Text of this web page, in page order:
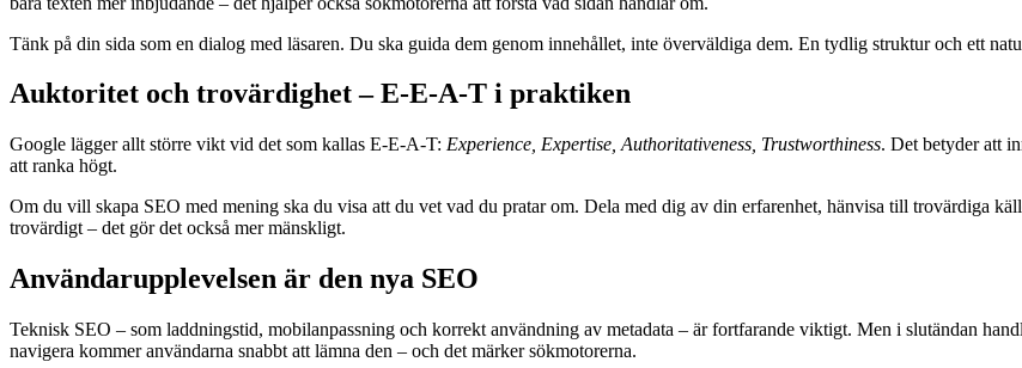
Tänk på din sida som en dialog med läsaren. Du ska guida dem genom innehållet, inte överväldiga dem. En tydlig struktur och ett
Auktoritet och trovärdighet – E-E-A-T i praktiken
Google lägger allt större vikt vid det som kallas E-E-A-T: Experience, Expertise, Authoritativeness, Trustworthiness. Det betyder att
att ranka högt.
Om du vill skapa SEO med mening ska du visa att du vet vad du pratar om. Dela med dig av din erfarenhet, hänvisa till trovärdiga
trovärdigt – det gör det också mer mänskligt.
Användarupplevelsen är den nya SEO
Teknisk SEO – som laddningstid, mobilanpassning och korrekt användning av metadata – är fortfarande viktigt. Men i slutändan
navigera kommer användarna snabbt att lämna den – och det märker sökmotorerna.